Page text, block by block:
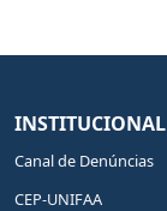
INSTITUCIONAL
Canal de Denúncias
CEP-UNIFAA